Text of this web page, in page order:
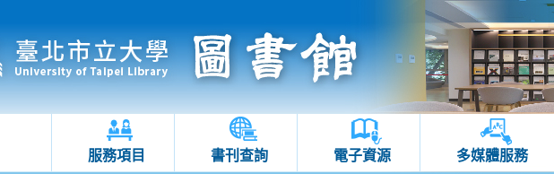
服務項目 書刊查詢 電子資源 多媒體服務